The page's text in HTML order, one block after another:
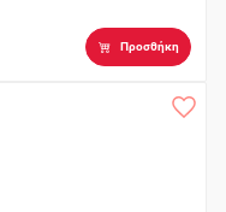
Προσθήκη